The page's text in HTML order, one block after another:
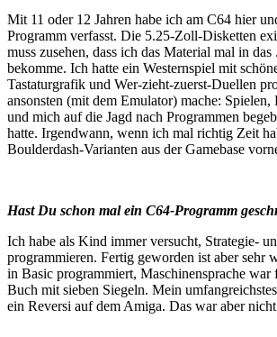
Mit 11 oder 12 Jahren habe ich am C64 hier
Programm verfasst. Die 5.25-Zoll-Disketten
muss zusehen, dass ich das Material mal in
bekomme. Ich hatte ein Westernspiel mit
Tastaturgrafik und Wer-zieht-zuerst-Duellen
ansonsten (mit dem Emulator) mache: Spielen,
und mich auf die Jagd nach Programmen
hatte. Irgendwann, wenn ich mal richtig Zeit
Boulderdash-Varianten aus der Gamebase
Hast Du schon mal ein C64-Programm
Ich habe als Kind immer versucht, Strategie-
programmieren. Fertig geworden ist aber sehr
in Basic programmiert, Maschinensprache war
Buch mit sieben Siegeln. Mein
ein Reversi auf dem Amiga. Das war aber